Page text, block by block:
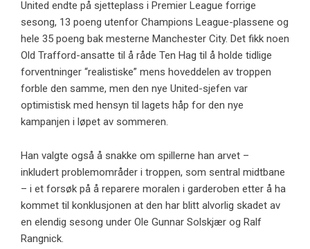
United endte på sjetteplass i Premier League forrige
sesong, 13 poeng utenfor Champions League-plassene og
hele 35 poeng bak mesterne Manchester City. Det fikk noen
Old Trafford-ansatte til å råde Ten Hag til å holde tidlige
forventninger “realistiske” mens hoveddelen av troppen
forble den samme, men den nye United-sjefen var
optimistisk med hensyn til lagets håp for den nye
kampanjen i løpet av sommeren.
Han valgte også å snakke om spillerne han arvet –
inkludert problemområder i troppen, som sentral midtbane
– i et forsøk på å reparere moralen i garderoben etter å ha
kommet til konklusjonen at den har blitt alvorlig skadet av
en elendig sesong under Ole Gunnar Solskjær og Ralf
Rangnick.